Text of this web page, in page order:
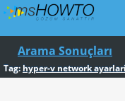
Arama Sonuçları
Tag: hyper-v network ayarlari